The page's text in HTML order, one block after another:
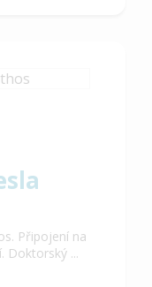
Připojení na
Doktorský ...